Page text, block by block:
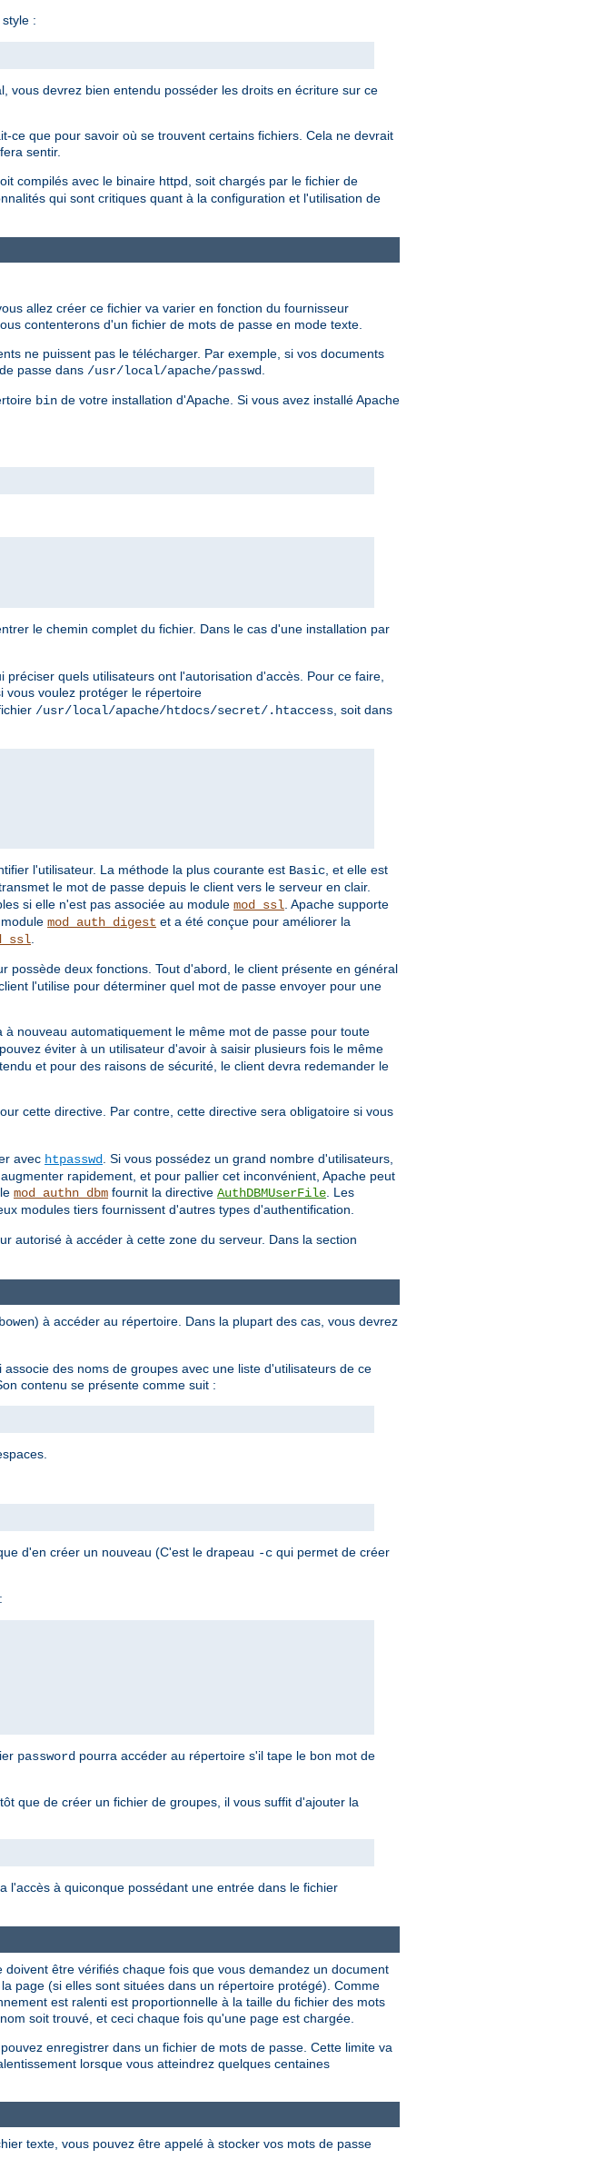
:
vous devrez bien entendu posséder les droits en écriture sur ce
ce que pour savoir où se trouvent certains fichiers. Cela ne devrait
sentir.
compilés avec le binaire httpd, soit chargés par le fichier de
qui sont critiques quant à la configuration et l'utilisation de
allez créer ce fichier va varier en fonction du fournisseur
contenterons d'un fichier de mots de passe en mode texte.
ne puissent pas le télécharger. Par exemple, si vos documents
passe dans /usr/local/apache/passwd
bin de votre installation d'Apache. Si vous avez installé Apache
le chemin complet du fichier. Dans le cas d'une installation par
quels utilisateurs ont l'autorisation d'accès. Pour ce faire,
vous voulez protéger le répertoire
/usr/local/apache/htdocs/secret/.htaccess , soit dans
l'utilisateur. La méthode la plus courante est Basic , et elle est
le mot de passe depuis le client vers le serveur en clair.
si elle n'est pas associée au module mod_ssl . Apache supporte
mod_auth_digest et a été conçue pour améliorer la
possède deux fonctions. Tout d'abord, le client présente en général
l'utilise pour déterminer quel mot de passe envoyer pour une
à nouveau automatiquement le même mot de passe pour toute
éviter à un utilisateur d'avoir à saisir plusieurs fois le même
et pour des raisons de sécurité, le client devra redemander le
cette directive. Par contre, cette directive sera obligatoire si vous
avec htpasswd
. Si vous possédez un grand nombre d'utilisateurs,
rapidement, et pour pallier cet inconvénient, Apache peut
mod_authn_dbm fournit la directive AuthDBMUserFile . Les
modules tiers fournissent d'autres types d'authentification.
autorisé à accéder à cette zone du serveur. Dans la section
) à accéder au répertoire. Dans la plupart des cas, vous devrez
des noms de groupes avec une liste d'utilisateurs de ce
contenu se présente comme suit :
d'en créer un nouveau (C'est le drapeau -c qui permet de créer
password pourra accéder au répertoire s'il tape le bon mot de
que de créer un fichier de groupes, il vous suffit d'ajouter la
l'accès à quiconque possédant une entrée dans le fichier
être vérifiés chaque fois que vous demandez un document
page (si elles sont situées dans un répertoire protégé). Comme
est ralenti est proportionnelle à la taille du fichier des mots
soit trouvé, et ceci chaque fois qu'une page est chargée.
enregistrer dans un fichier de mots de passe. Cette limite va
lorsque vous atteindrez quelques centaines
texte, vous pouvez être appelé à stocker vos mots de passe